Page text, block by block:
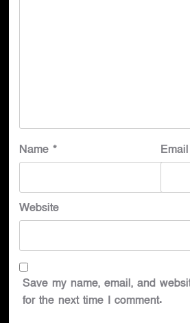
Name * Email
Website
Save my name, email, and
for the next time I comment.